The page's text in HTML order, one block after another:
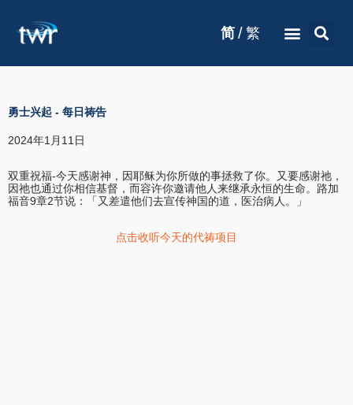
简 / 繁
勇士兴起 - 每日祷告
2024年1月11日
双重祝福-今天感谢神，因耶稣为你所做的事拯救了你。又要感谢祂，
因祂也通过你相信基督，而容许你邀请他人来继承永恒的生命。路加
福音9章2节说：「又差遣他们去宣传神国的道，医治病人。」
点击收听今天的代祷项目